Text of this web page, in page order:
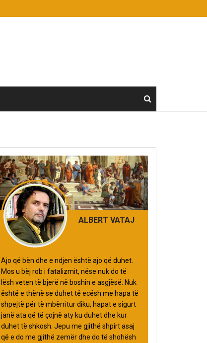
ALBERT VATAJ
Ajo që bën dhe e ndjen është ajo që duhet.
Mos u bëj rob i fatalizmit, nëse nuk do të
lësh veten të bjerë në boshin e asgjësë. Nuk
është e thënë se duhet të ecësh me hapa të
shpejtë për të mbërritur diku, hapat e sigurt
janë ata që të çojnë aty ku duhet dhe kur
duhet të shkosh. Jepu me gjithë shpirt asaj
që e do me gjithë zemër dhe do të shohësh